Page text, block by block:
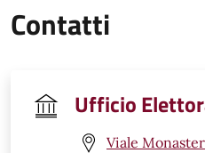
Contatti
Ufficio
Viale